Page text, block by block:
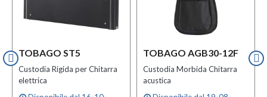
TOBAGO ST5
Custodia Rigida per Chitarra
elettrica
TOBAGO AGB30-12F
Custodia Morbida Chitarra
acustica